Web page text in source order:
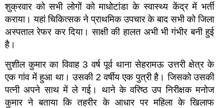
शुक्रवार को सभी लोगों को माधोटांडा के स्वास्थ्य केंद्र में भर्ती
कराया। यहां चिकित्सक ने प्राथमिक उपचार के बाद सभी को जिला
अस्पताल रेफर कर दिया। साक्षी की हालत अभी भी गंभीर बनी हुई
है।
सुशील कुमार का विवाह 3 वर्ष पूर्व थाना सेहरामऊ उत्तरी क्षेत्र के
एक गांव में हुआ था। उसकी 2 वर्षीय एक पुत्री है। जिसको उसकी
पत्नी अपने साथ में ले गई। थाने के वरिष्ठ उप निरीक्षक मनोज
कुमार ने बताया कि तहरीर के आधार पर महिला के खिलाफ